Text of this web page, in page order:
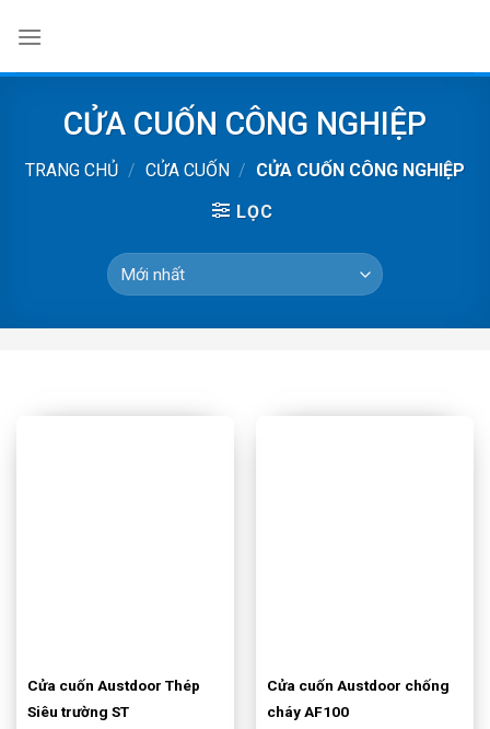
content
CỬA CUỐN CÔNG NGHIỆP
TRANG CHỦ / CỬA CUỐN / CỬA CUỐN CÔNG NGHIỆP
LỌC
Cửa cuốn Austdoor Thép
Siêu trường ST
Cửa cuốn Austdoor chống
cháy AF100